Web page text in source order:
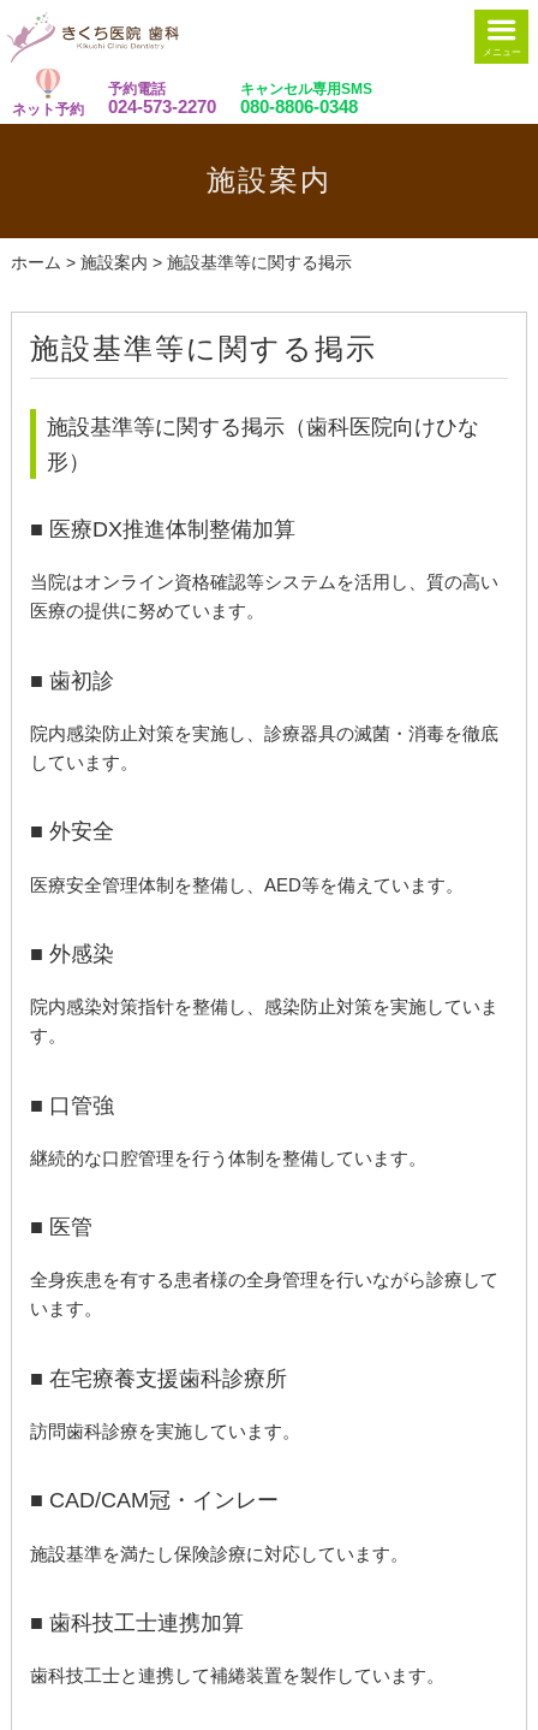
ネット予約
予約電話
024-573-2270
キャンセル専用SMS
080-8806-0348
メニュー
施設案内
ホーム > 施設案内 > 施設基準等に関する掲示
施設基準等に関する掲示
施設基準等に関する掲示（歯科医院向けひな
形）
■ 医療DX推進体制整備加算
当院はオンライン資格確認等システムを活用し、質の高い
医療の提供に努めています。
■ 歯初診
院内感染防止対策を実施し、診療器具の滅菌・消毒を徹底
しています。
■ 外安全
医療安全管理体制を整備し、AED等を備えています。
■ 外感染
院内感染対策指针を整備し、感染防止対策を実施していま
す。
■ 口管強
継続的な口腔管理を行う体制を整備しています。
■ 医管
全身疾患を有する患者様の全身管理を行いながら診療して
います。
■ 在宅療養支援歯科診療所
訪問歯科診療を実施しています。
■ CAD/CAM冠・インレー
施設基準を満たし保険診療に対応しています。
■ 歯科技工士連携加算
歯科技工士と連携して補綣装置を製作しています。